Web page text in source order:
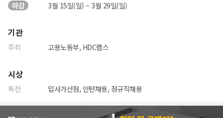
마감 3월 15일(일) ~ 3월 29일(일)
기관
주최 고용노동부, HDC랩스
시상
특전 입사가산점, 인턴채용, 정규직채용